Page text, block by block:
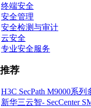
终端安全
安全管理
安全检测与审计
云安全
专业安全服务
荐
H3C SecPath M9000系
新华三云智- SecCenter